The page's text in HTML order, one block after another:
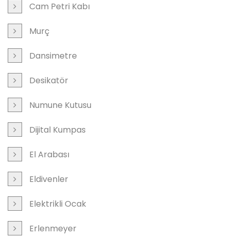
Cam Petri Kabı
Murç
Dansimetre
Desikatör
Numune Kutusu
Dijital Kumpas
El Arabası
Eldivenler
Elektrikli Ocak
Erlenmeyer